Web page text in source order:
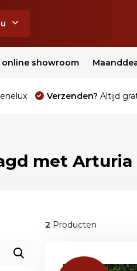
online showroom
Verzenden? Altijd
met Arturia
2 Producten